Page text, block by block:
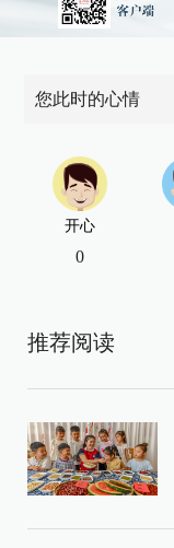
您此时的心情
开心
0
推荐阅读